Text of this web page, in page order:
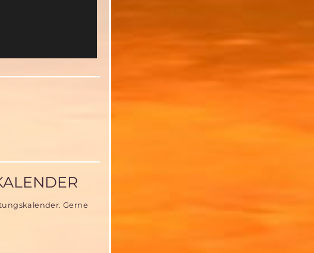
Gerne